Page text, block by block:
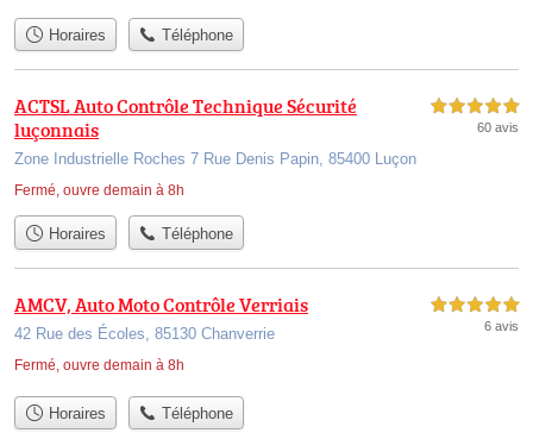
Horaires Téléphone
ACTSL Auto Contrôle Technique Sécurité
luçonnais
Zone Industrielle Roches 7 Rue Denis Papin, 85400 Luçon
Fermé, ouvre demain à 8h
5,0 étoiles sur 5
60 avis
Horaires Téléphone
AMCV, Auto Moto Contrôle Verriais
42 Rue des Écoles, 85130 Chanverrie
Fermé, ouvre demain à 8h
5,0 étoiles sur 5
6 avis
Horaires Téléphone